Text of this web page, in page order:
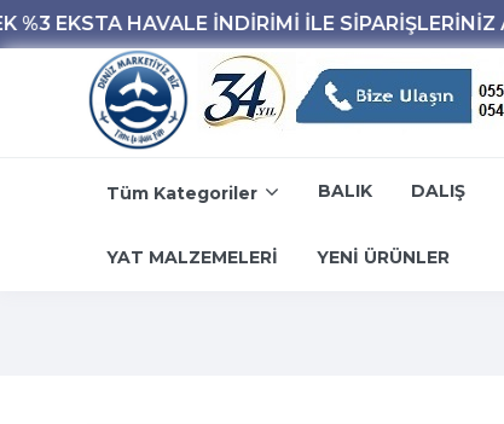
Tüm Kategoriler BALIK DALIŞ
YAT MALZEMELERİ YENİ ÜRÜNLER